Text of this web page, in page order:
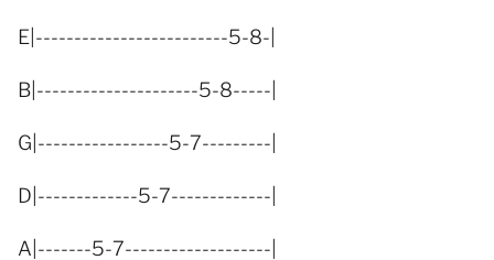
E|-------------------------5-8-|
B|---------------------5-8-----|
G|-----------------5-7---------|
D|-------------5-7-------------|
A|-------5-7-------------------|